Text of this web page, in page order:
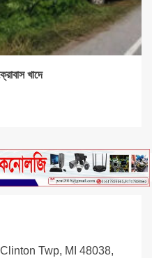
খাদে
Twp, MI 48038,